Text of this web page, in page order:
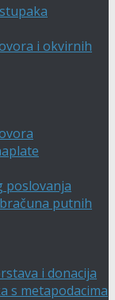
i okvirnih
poslovanja
putnih
i donacija
s metapodacima